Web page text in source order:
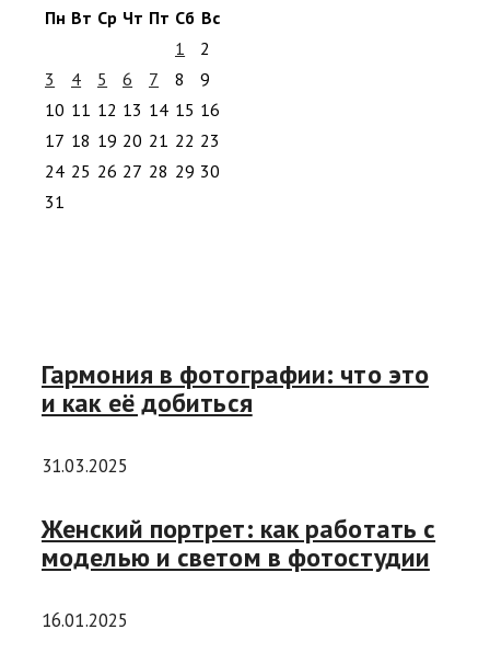
Пн Вт Ср Чт Пт Сб Вс
1
2
3
4 5 6 7 8
9
10 11 12 13 14 15 16
17 18 19 20 21 22 23
24 25 26 27 28 29 30
31
Гармония в фотографии: что это
и как её добиться
31.03.2025
Женский портрет: как работать с
моделью и светом в фотостудии
16.01.2025